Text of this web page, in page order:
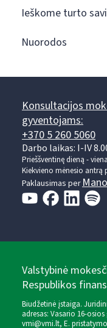
Ieškome turto
Nuorodos
Konsultacijos
gyventojams:
+370 5 260 5060
Darbo laikas: I-IV
Prieššventinę dieną -
Kiekvieno mėnesio antrą
Paklausimas per
Valstybinė
Respublikos
Biudžetinė įstaiga.
adresas: Vasario 16-
vmi@vmi.lt, E.